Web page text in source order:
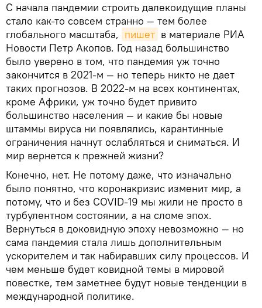
С начала пандемии строить далекоидущие планы
стало как-то совсем странно — тем более
глобального масштаба, пишет в материале РИА
Новости Петр Акопов. Год назад большинство
было уверено в том, что пандемия уж точно
закончится в 2021-м — но теперь никто не дает
таких прогнозов. В 2022-м на всех континентах,
кроме Африки, уж точно будет привито
большинство населения — и какие бы новые
штаммы вируса ни появлялись, карантинные
ограничения начнут ослабляться и сниматься. И
мир вернется к прежней жизни?
Конечно, нет. Не потому даже, что изначально
было понятно, что коронакризис изменит мир, а
потому, что и без COVID-19 мы жили не просто в
турбулентном состоянии, а на сломе эпох.
Вернуться в доковидную эпоху невозможно — но
сама пандемия стала лишь дополнительным
ускорителем и так набиравших силу процессов. И
чем меньше будет ковидной темы в мировой
повестке, тем заметнее будут новые тенденции в
международной политике.